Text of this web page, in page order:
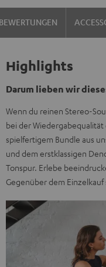
Highlights
Darum lieben wir
Wenn du reinen Stereo-
bei der
spielfertigem Bundle aus
und dem erstklassigen
Tonspur. Erlebe
Gegenüber dem